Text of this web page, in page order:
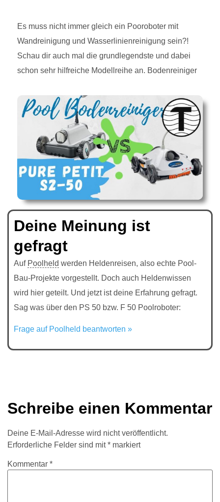
Es muss nicht immer gleich ein Pooroboter mit
Wandreinigung und Wasserlinienreinigung sein?!
Schau dir auch mal die grundlegendste und dabei
schon sehr hilfreiche Modellreihe an. Bodenreiniger
Deine Meinung ist
gefragt
Auf Poolheld werden Heldenreisen, also echte Pool-
Bau-Projekte vorgestellt. Doch auch Heldenwissen
wird hier geteilt. Und jetzt ist deine Erfahrung gefragt.
Sag was über den PS 50 bzw. F 50 Poolroboter:
Frage auf Poolheld beantworten »
Schreibe einen Kommentar
Deine E-Mail-Adresse wird nicht veröffentlicht.
Erforderliche Felder sind mit* markiert
Kommentar *